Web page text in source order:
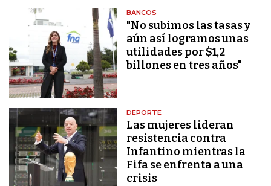
BANCOS
"No subimos las tasas y
aún así logramos unas
utilidades por $1,2
billones en tres años"
DEPORTE
Las mujeres lideran
resistencia contra
Infantino mientras la
Fifa se enfrenta a una
crisis